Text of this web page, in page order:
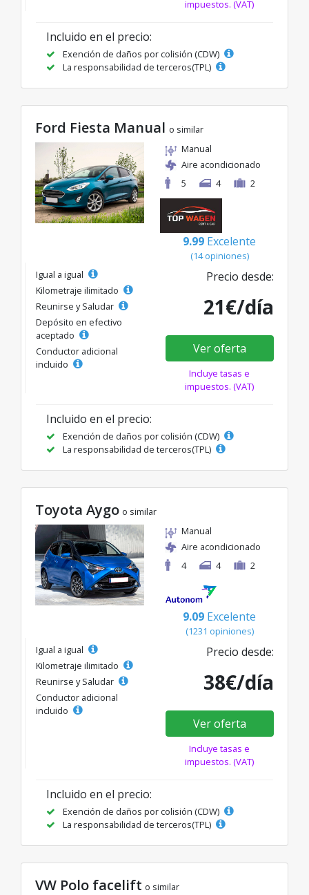
impuestos. (VAT)
Incluido en el precio:
Exención de daños por colisión (CDW)
La responsabilidad de terceros(TPL)
Ford Fiesta Manual o similar
Manual
Aire acondicionado
5
4 2
9.99 Excelente
(14 opiniones)
Igual a igual
Kilometraje ilimitado
Reunirse y Saludar
Depósito en efectivo
aceptado
Conductor adicional
incluido
Precio desde:
21€/día
Ver oferta
Incluye tasas e
impuestos. (VAT)
Incluido en el precio:
Exención de daños por colisión (CDW)
La responsabilidad de terceros(TPL)
Toyota Aygo o similar
Manual
Aire acondicionado
4
4 2
9.09 Excelente
(1231 opiniones)
Igual a igual
Kilometraje ilimitado
Reunirse y Saludar
Conductor adicional
incluido
Precio desde:
38€/día
Ver oferta
Incluye tasas e
impuestos. (VAT)
Incluido en el precio:
Exención de daños por colisión (CDW)
La responsabilidad de terceros(TPL)
VW Polo facelift o similar